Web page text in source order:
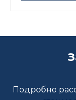
Подробно